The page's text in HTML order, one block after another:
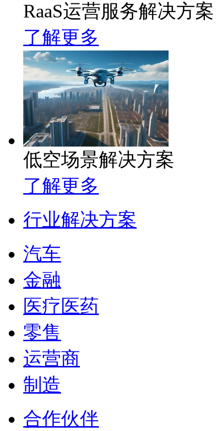
RaaS运营服务解决方案
了解更多
低空场景解决方案
了解更多
行业解决方案
汽车
金融
医疗医药
零售
运营商
制造
合作伙伴